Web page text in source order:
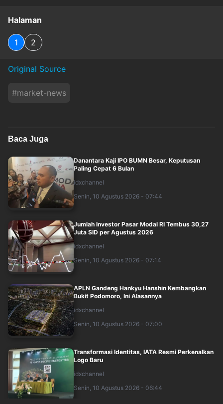
Halaman
1 2
Original Source
#market-news
Baca Juga
Danantara Kaji IPO BUMN Besar, Keputusan
Paling Cepat 6 Bulan
idxchannel
Senin, 10 Agustus 2026 - 07:44
Jumlah Investor Pasar Modal RI Tembus 30,27
Juta SID per Agustus 2026
idxchannel
Senin, 10 Agustus 2026 - 07:14
APLN Gandeng Hankyu Hanshin Kembangkan
Bukit Podomoro, Ini Alasannya
idxchannel
Senin, 10 Agustus 2026 - 07:00
Transformasi Identitas, IATA Resmi Perkenalkan
Logo Baru
idxchannel
Senin, 10 Agustus 2026 - 06:44